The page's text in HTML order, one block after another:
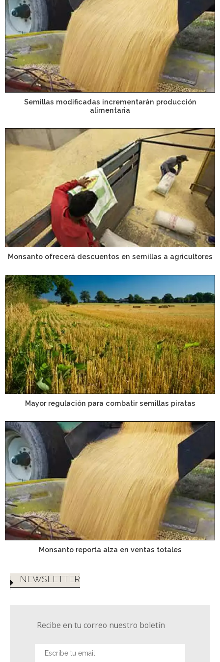
Semillas modificadas incrementarán producción
alimentaria
Monsanto ofrecerá descuentos en semillas a agricultores
Mayor regulación para combatir semillas piratas
Monsanto reporta alza en ventas totales
NEWSLETTER
Recibe en tu correo nuestro boletín